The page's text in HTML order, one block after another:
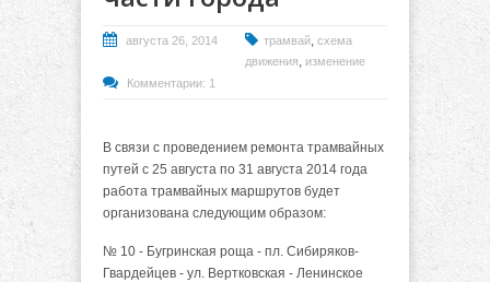
августа 26, 2014 трамвай, схема
движения, изменение
Комментарии: 1
В связи с проведением ремонта трамвайных
путей с 25 августа по 31 августа 2014 года
работа трамвайных маршрутов будет
организована следующим образом:
№ 10 - Бугринская роща - пл. Сибиряков-
Гвардейцев - ул. Вертковская - Ленинское